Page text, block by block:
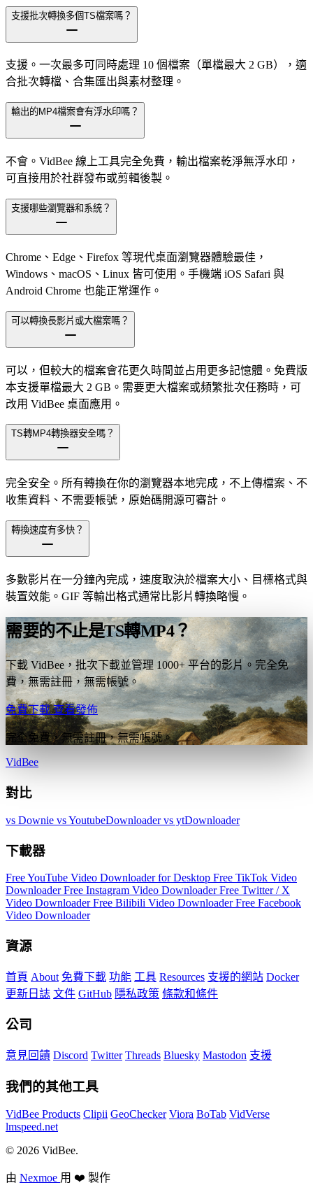
支援批次轉換多個TS檔案嗎？
支援。一次最多可同時處理 10 個檔案（單檔最大 2 GB），適
合批次轉檔、合集匯出與素材整理。
輸出的MP4檔案會有浮水印嗎？
不會。VidBee 線上工具完全免費，輸出檔案乾淨無浮水印，
可直接用於社群發布或剪輯後製。
支援哪些瀏覽器和系統？
Chrome、Edge、Firefox 等現代桌面瀏覽器體驗最佳，
Windows、macOS、Linux 皆可使用。手機端 iOS Safari 與
Android Chrome 也能正常運作。
可以轉換長影片或大檔案嗎？
可以，但較大的檔案會花更久時間並占用更多記憶體。免費版
本支援單檔最大 2 GB。需要更大檔案或頻繁批次任務時，可
改用 VidBee 桌面應用。
TS轉MP4轉換器安全嗎？
完全安全。所有轉換在你的瀏覽器本地完成，不上傳檔案、不
收集資料、不需要帳號，原始碼開源可審計。
轉換速度有多快？
多數影片在一分鐘內完成，速度取決於檔案大小、目標格式與
裝置效能。GIF 等輸出格式通常比影片轉換略慢。
需要的不止是TS轉MP4？
下載 VidBee，批次下載並管理 1000+ 平台的影片。完全免
費，無需註冊，無需帳號。
免費下載查看發佈
完全免費，無需註冊，無需帳號。
VidBee
對比
vs Downie vs YoutubeDownloadervs ytDownloader
下載器
Free YouTube Video Downloader for Desktop Free TikTok Video
DownloaderFree Instagram Video DownloaderFree Twitter / X
Video DownloaderFree Bilibili Video DownloaderFree Facebook
Video Downloader
資源
首頁 About 免費下載 功能 工具 Resources 支援的網站 Docker
更新日誌 文件 GitHub 隱私政策 條款和條件
公司
意見回饋 Discord Twitter Threads Bluesky Mastodon 支援
我們的其他工具
VidBee Products Clipii GeoChecker Viora BoTab VidVerse
lmspeed.net
© 2026 VidBee.
由 Nexmoe 用 ❤️ 製作